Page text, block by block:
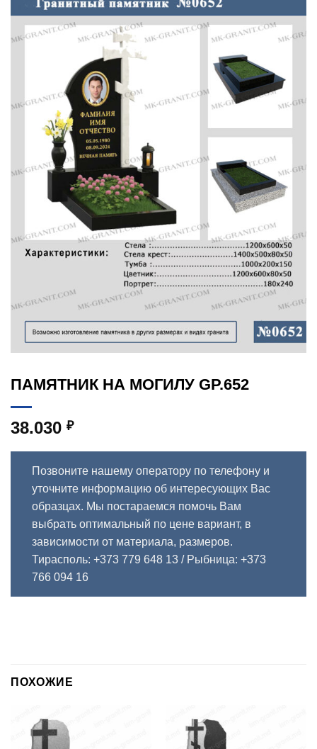
ПАМЯТНИК НА МОГИЛУ GP.652
38.030 ₽
Позвоните нашему оператору по телефону и
уточните информацию об интересующих Вас
образцах. Мы постараемся помочь Вам
выбрать оптимальный по цене вариант, в
зависимости от материала, размеров.
Тирасполь: +373 779 648 13 / Рыбница: +373
766 094 16
ПОХОЖИЕ